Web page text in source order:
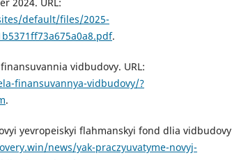
2024. URL:
default/files/2025-
.
vidbudovy. URL:
finansuvannya-vidbudovy/?
.
yevropeiskyi flahmanskyi fond dlia vidbudovy
news/yak-praczyuvatyme-novyj-